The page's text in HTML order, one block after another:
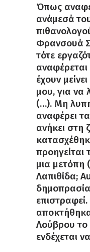
Όπως
ανάμεσά
Φρανσουά
τότε
αναφέρεται
έχουν
μου, για να
(…). Μη
αναφέρει
ανήκει στη
προηγείται
μια μετόπη
Λαπιθίδα;
Λούβρου το
ενδέχεται